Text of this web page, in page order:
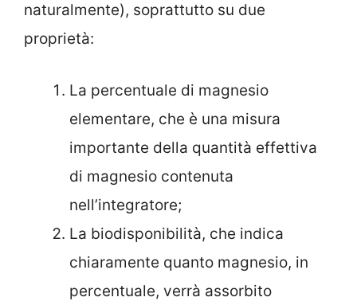
naturalmente), soprattutto su due
proprietà:
La percentuale di magnesio
elementare, che è una misura
importante della quantità effettiva
di magnesio contenuta
nell’integratore;
La biodisponibilità, che indica
chiaramente quanto magnesio, in
percentuale, verrà assorbito